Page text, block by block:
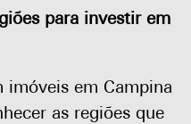
para investir em
imóveis em Campina
as regiões que